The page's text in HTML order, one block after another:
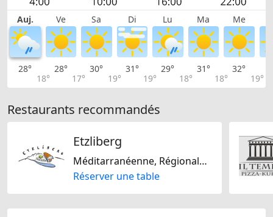
Auj. Ve Sa Di Lu Ma Me
28°
18°
28°
17°
30°
19°
31°
19°
29°
18°
31°
18°
32°
19°
Restaurants recommandés
Etzliberg
Méditarranéenne, Régionale, De saison, Sans lactose, Sans gluten
Réserver une table